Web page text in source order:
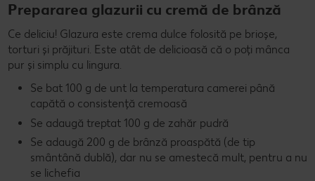
Prepararea glazurii cu cremă de brânză
Ce deliciu! Glazura este crema dulce folosită pe brioșe,
torturi și prăjituri. Este atât de delicioasă că o poți mânca
pur și simplu cu lingura.
Se bat 100 g de unt la temperatura camerei până
capătă o consistență cremoasă
Se adaugă treptat 100 g de zahăr pudră
Se adaugă 200 g de brânză proaspătă (de tip
smântână dublă), dar nu se amestecă mult, pentru a nu
se lichefia